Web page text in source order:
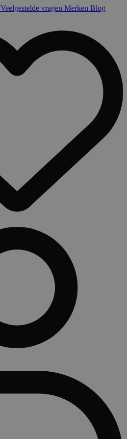
Veelgestelde vragen Merken Blog